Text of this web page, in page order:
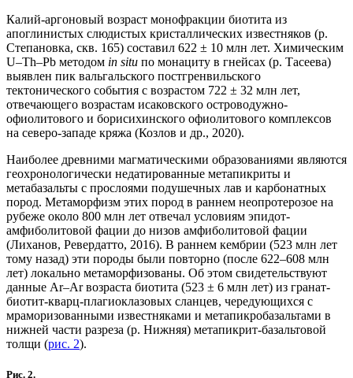
Калий-аргоновый возраст монофракции биотита из
апоглинистых слюдистых кристаллических известняков (р.
Степановка, скв. 165) составил 622 ± 10 млн лет. Химическим
U–Th–Pb методом in situ по монациту в гнейсах (р. Тасеева)
выявлен пик вальгальского постгренвильского
тектонического события с возрастом 722 ± 32 млн лет,
отвечающего возрастам исаковского островодужно-
офиолитового и борисихинского офиолитового комплексов
на северо-западе кряжа (Козлов и др., 2020).
Наиболее древними магматическими образованиями являются
геохронологически недатированные метапикриты и
метабазальты с прослоями подушечных лав и карбонатных
пород. Метаморфизм этих пород в раннем неопротерозое на
рубеже около 800 млн лет отвечал условиям эпидот-
амфиболитовой фации до низов амфиболитовой фации
(Лиханов, Ревердатто, 2016). В раннем кембрии (523 млн лет
тому назад) эти породы были повторно (после 622–608 млн
лет) локально метаморфизованы. Об этом свидетельствуют
данные Ar–Ar возраста биотита (523 ± 6 млн лет) из гранат-
биотит-кварц-плагиоклазовых сланцев, чередующихся с
мраморизованными известняками и метапикробазальтами в
нижней части разреза (р. Нижняя) метапикрит-базальтовой
толщи (рис. 2).
Рис. 2.